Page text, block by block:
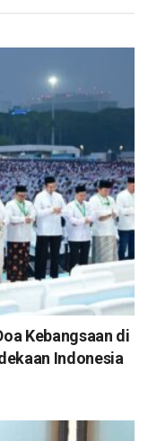
Kebangsaan di
Indonesia